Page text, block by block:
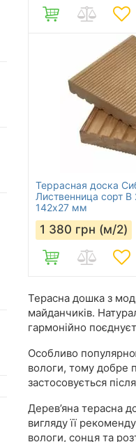
Террасная доска
Лиственница сорт
142х27 мм
1 380 грн (м/2)
Терасна дошка з
майданчиків.
гармонійно
Особливо
вологи, тому добре
застосовується
Дерев’яна терасна
вигляду її
вологи, сонця та